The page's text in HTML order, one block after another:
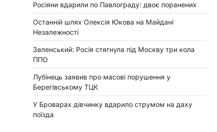
Росіяни вдарили по Павлограду: двоє поранених
Останній шлях Олексія Юкова на Майдані
Незалежності
Зеленський: Росія стягнула під Москву три кола
ППО
Лубінець заявив про масові порушення у
Берегівському ТЦК
У Броварах дівчинку вдарило струмом на даху
поїзда